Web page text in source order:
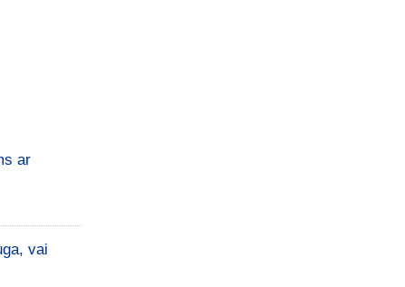
ar
vai